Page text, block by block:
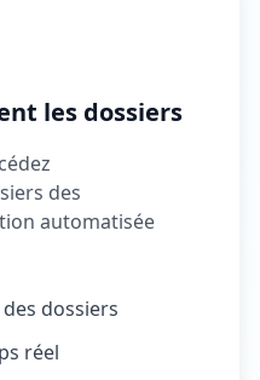
les dossiers
des
automatisée
dossiers
réel